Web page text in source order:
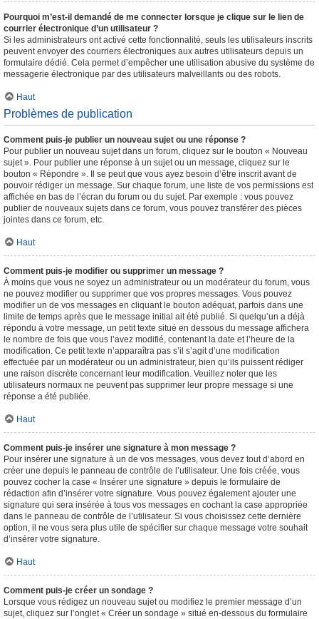
Pourquoi m’est-il demandé de me connecter lorsque je clique sur le lien de
courrier électronique d’un utilisateur ?
Si les administrateurs ont activé cette fonctionnalité, seuls les utilisateurs inscrits
peuvent envoyer des courriers électroniques aux autres utilisateurs depuis un
formulaire dédié. Cela permet d’empêcher une utilisation abusive du système de
messagerie électronique par des utilisateurs malveillants ou des robots.
Haut
Problèmes de publication
Comment puis-je publier un nouveau sujet ou une réponse ?
Pour publier un nouveau sujet dans un forum, cliquez sur le bouton « Nouveau
sujet ». Pour publier une réponse à un sujet ou un message, cliquez sur le
bouton « Répondre ». Il se peut que vous ayez besoin d’être inscrit avant de
pouvoir rédiger un message. Sur chaque forum, une liste de vos permissions est
affichée en bas de l’écran du forum ou du sujet. Par exemple : vous pouvez
publier de nouveaux sujets dans ce forum, vous pouvez transférer des pièces
jointes dans ce forum, etc.
Haut
Comment puis-je modifier ou supprimer un message ?
À moins que vous ne soyez un administrateur ou un modérateur du forum, vous
ne pouvez modifier ou supprimer que vos propres messages. Vous pouvez
modifier un de vos messages en cliquant le bouton adéquat, parfois dans une
limite de temps après que le message initial ait été publié. Si quelqu’un a déjà
répondu à votre message, un petit texte situé en dessous du message affichera
le nombre de fois que vous l’avez modifié, contenant la date et l’heure de la
modification. Ce petit texte n’apparaîtra pas s’il s’agit d’une modification
effectuée par un modérateur ou un administrateur, bien qu’ils puissent rédiger
une raison discrète concernant leur modification. Veuillez noter que les
utilisateurs normaux ne peuvent pas supprimer leur propre message si une
réponse a été publiée.
Haut
Comment puis-je insérer une signature à mon message ?
Pour insérer une signature à un de vos messages, vous devez tout d’abord en
créer une depuis le panneau de contrôle de l’utilisateur. Une fois créée, vous
pouvez cocher la case « Insérer une signature » depuis le formulaire de
rédaction afin d’insérer votre signature. Vous pouvez également ajouter une
signature qui sera insérée à tous vos messages en cochant la case appropriée
dans le panneau de contrôle de l’utilisateur. Si vous choisissez cette dernière
option, il ne vous sera plus utile de spécifier sur chaque message votre souhait
d’insérer votre signature.
Haut
Comment puis-je créer un sondage ?
Lorsque vous rédigez un nouveau sujet ou modifiez le premier message d’un
sujet, cliquez sur l’onglet « Créer un sondage » situé en-dessous du formulaire